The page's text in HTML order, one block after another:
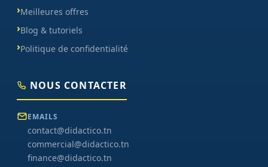
Meilleures offres
Blog & tutoriels
Politique de confidentialité
NOUS CONTACTER
EMAILS
contact@didactico.tn
commercial@didactico.tn
finance@didactico.tn